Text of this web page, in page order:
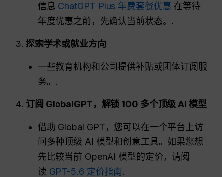
信息 ChatGPT Plus 年费套餐优惠 在等待
年度优惠之前，先确认当前状态。.
探索学术或就业方向
一些教育机构和公司提供补贴或团体订阅服
务。.
订阅 GlobalGPT，解锁 100 多个顶级 AI 模型
借助 Global GPT，您可以在一个平台上访
问多种顶级 AI 模型和创意工具。如果您想
先比较当前 OpenAI 模型的定价，请阅
读 GPT-5.6 定价指南.